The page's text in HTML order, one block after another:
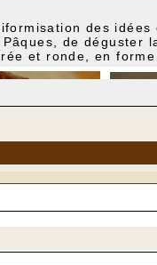
des
de déguster
et ronde, en